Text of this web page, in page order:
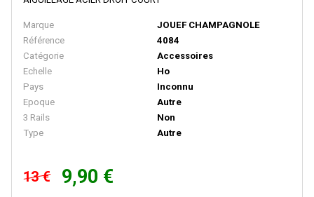
BACHMANN
BALLAN
BASSETT LOWKE
BEMO
BERLINPLAST
BEVBEL
BLUFORD SHOPS
Marque
JOUEF CHAMPAGNOLE
Référence
4084
Catégorie
Accessoires
Echelle
Ho
Pays
Inconnu
Epoque
Autre
3 Rails
Non
Type
Autre
13 € 9,90 €